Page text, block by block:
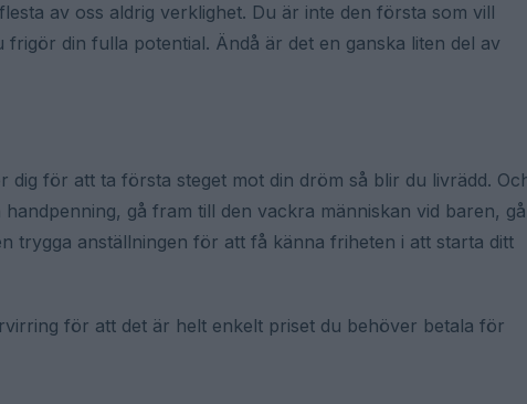
av oss aldrig verklighet. Du är inte den första som vill
din fulla potential. Ändå är det en ganska liten del av
dig för att ta första steget mot din dröm så blir du livrädd.
gå fram till den vackra människan vid baren, gå
trygga anställningen för att få känna friheten i att starta ditt
för att det är helt enkelt priset du behöver betala för